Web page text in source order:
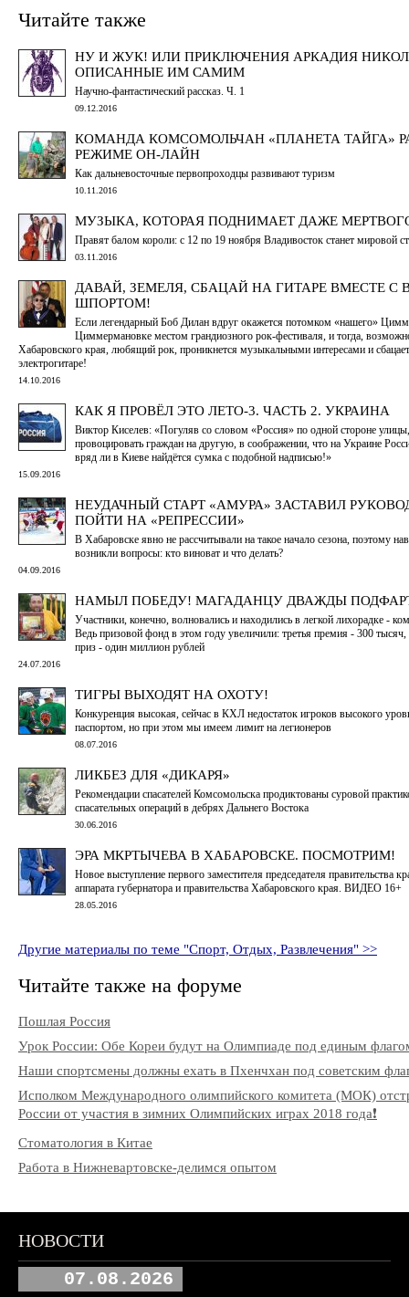
Читайте также
НУ И ЖУК! ИЛИ ПРИКЛЮЧЕНИЯ АРКАДИЯ
ОПИСАННЫЕ ИМ САМИМ
Научно-фантастический рассказ. Ч. 1
09.12.2016
КОМАНДА КОМСОМОЛЬЧАН «ПЛАНЕТА ТАЙГА»
РЕЖИМЕ ОН-ЛАЙН
Как дальневосточные первопроходцы развивают туризм
10.11.2016
МУЗЫКА, КОТОРАЯ ПОДНИМАЕТ ДАЖЕ
Правят балом короли: с 12 по 19 ноября Владивосток станет мировой
03.11.2016
ДАВАЙ, ЗЕМЕЛЯ, СБАЦАЙ НА ГИТАРЕ ВМЕСТЕ С
ШПОРТОМ!
Если легендарный Боб Дилан вдруг окажется потомком «нашего»
Циммермановке местом грандиозного рок-фестиваля, и тогда,
Хабаровского края, любящий рок, проникнется музыкальными интересами и
электрогитаре!
14.10.2016
КАК Я ПРОВЁЛ ЭТО ЛЕТО-3. ЧАСТЬ 2. УКРАИНА
Виктор Киселев: «Погуляв со словом «Россия» по одной стороне
провоцировать граждан на другую, в соображении, что на Украине
вряд ли в Киеве найдётся сумка с подобной надписью!»
15.09.2016
НЕУДАЧНЫЙ СТАРТ «АМУРА» ЗАСТАВИЛ
ПОЙТИ НА «РЕПРЕССИИ»
В Хабаровске явно не рассчитывали на такое начало сезона, поэтому
возникли вопросы: кто виноват и что делать?
04.09.2016
НАМЫЛ ПОБЕДУ! МАГАДАНЦУ ДВАЖДЫ
Участники, конечно, волновались и находились в легкой лихорадке -
Ведь призовой фонд в этом году увеличили: третья премия - 300
приз - один миллион рублей
24.07.2016
ТИГРЫ ВЫХОДЯТ НА ОХОТУ!
Конкуренция высокая, сейчас в КХЛ недостаток игроков высокого
паспортом, но при этом мы имеем лимит на легионеров
08.07.2016
ЛИКБЕЗ ДЛЯ «ДИКАРЯ»
Рекомендации спасателей Комсомольска продиктованы суровой
спасательных операций в дебрях Дальнего Востока
30.06.2016
ЭРА МКРТЫЧЕВА В ХАБАРОВСКЕ. ПОСМОТРИМ!
Новое выступление первого заместителя председателя правительства
аппарата губернатора и правительства Хабаровского края. ВИДЕО 16+
28.05.2016
Другие материалы по теме "Спорт, Отдых, Развлечения" >>
Читайте также на форуме
Пошлая Россия
Урок России: Обе Кореи будут на Олимпиаде под единым
Наши спортсмены должны ехать в Пхенчхан под советским
Исполком Международного олимпийского комитета (МОК)
России от участия в зимних Олимпийских играх 2018 года❗️
Стоматология в Китае
Работа в Нижневартовске-делимся опытом
НОВОСТИ
07.08.2026